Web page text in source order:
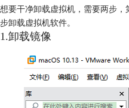
想要干净卸载虚拟机，需要两步
步卸载虚拟机软件。
1.卸载镜像